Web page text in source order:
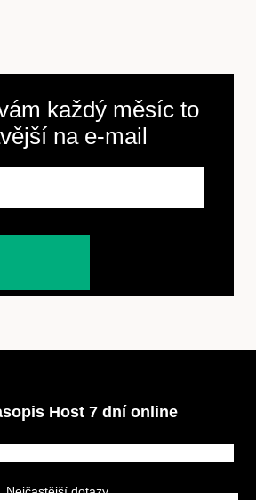
každý měsíc to
na e-mail
Host 7 dní online
Nejčastější dotazy